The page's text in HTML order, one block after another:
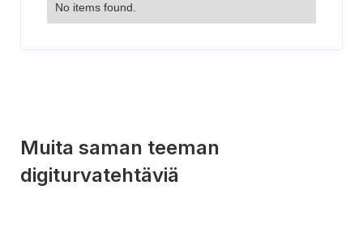
No items found.
Muita saman teeman
digiturvatehtäviä